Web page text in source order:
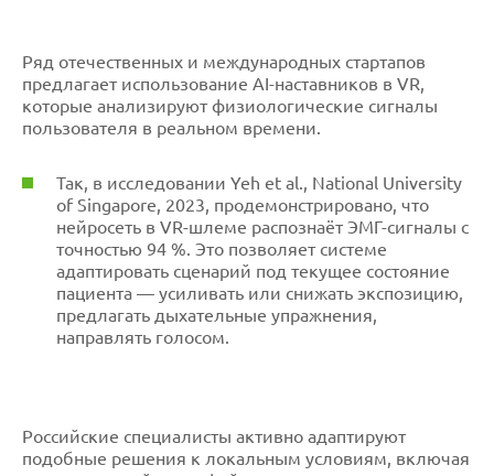
Ряд отечественных и международных стартапов
предлагает использование AI-наставников в VR,
которые анализируют физиологические сигналы
пользователя в реальном времени.
Так, в исследовании Yeh et al., National University
of Singapore, 2023, продемонстрировано, что
нейросеть в VR-шлеме распознаёт ЭМГ-сигналы с
точностью 94 %. Это позволяет системе
адаптировать сценарий под текущее состояние
пациента — усиливать или снижать экспозицию,
предлагать дыхательные упражнения,
направлять голосом.
Российские специалисты активно адаптируют
подобные решения к локальным условиям, включая